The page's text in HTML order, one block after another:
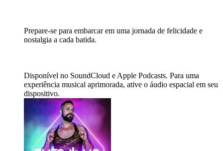
Prepare-se para embarcar em uma jornada de felicidade e
nostalgia a cada batida.
Disponível no SoundCloud e Apple Podcasts. Para uma
experiência musical aprimorada, ative o áudio espacial em seu
dispositivo.